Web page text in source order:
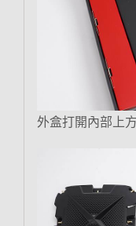
外盒打開內部上